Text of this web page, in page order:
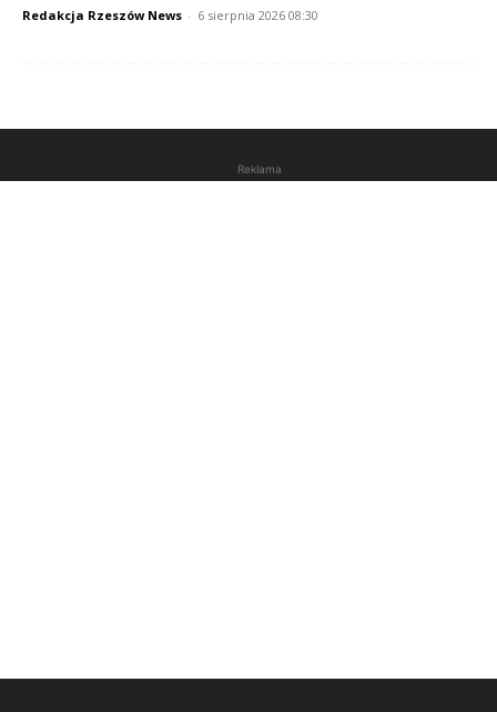
Redakcja Rzeszów News - 6 sierpnia 2026 08:30
Reklama